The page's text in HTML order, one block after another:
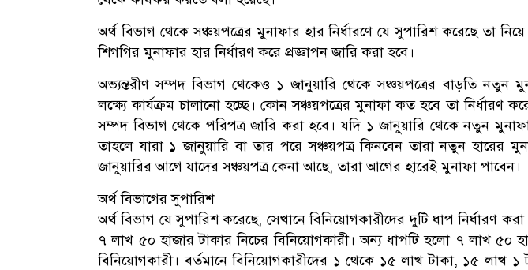
অর্থ বিভাগ থেকে সঞ্চয়পত্রের মুনাফার হার নির্ধারণে যে সুপারিশ করেছে তা
শিগগির মুনাফার হার নির্ধারণ করে প্রজ্ঞাপন জারি করা হবে।
অভ্যন্তরীণ সম্পদ বিভাগ থেকেও ১ জানুয়ারি থেকে সঞ্চয়পত্রের বাড়তি নতুন
লক্ষ্যে কার্যক্রম চালানো হচ্ছে। কোন সঞ্চয়পত্রের মুনাফা কত হবে তা নির্ধারণ
সম্পদ বিভাগ থেকে পরিপত্র জারি করা হবে। যদি ১ জানুয়ারি থেকে নতুন
তাহলে যারা ১ জানুয়ারি বা তার পরে সঞ্চয়পত্র কিনবেন তারা নতুন হারের
জানুয়ারির আগে যাদের সঞ্চয়পত্র কেনা আছে, তারা আগের হারেই মুনাফা পাবেন।
অর্থ বিভাগের সুপারিশ
অর্থ বিভাগ যে সুপারিশ করেছে, সেখানে বিনিয়োগকারীদের দুটি ধাপ নির্ধারণ
৭ লাখ ৫০ হাজার টাকার নিচের বিনিয়োগকারী। অন্য ধাপটি হলো ৭ লাখ ৫০
বিনিয়োগকারী। বর্তমানে বিনিয়োগকারীদের ১ থেকে ১৫ লাখ টাকা, ১৫ লাখ